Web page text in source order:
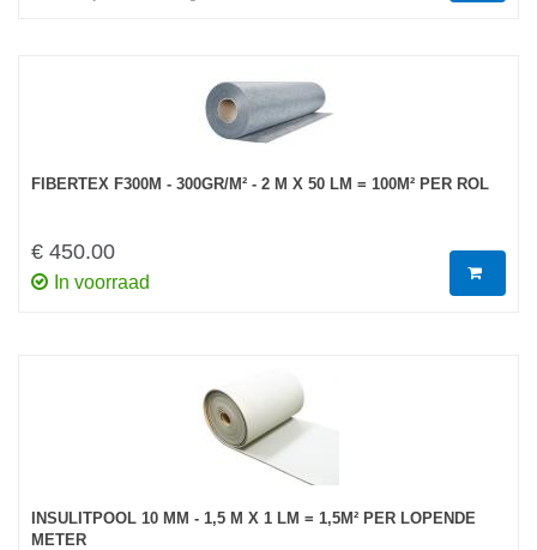
FIBERTEX F300M - 300GR/M² - 2 M X 50 LM = 100M² PER ROL
€ 450.00
In voorraad
INSULITPOOL 10 MM - 1,5 M X 1 LM = 1,5M² PER LOPENDE
METER